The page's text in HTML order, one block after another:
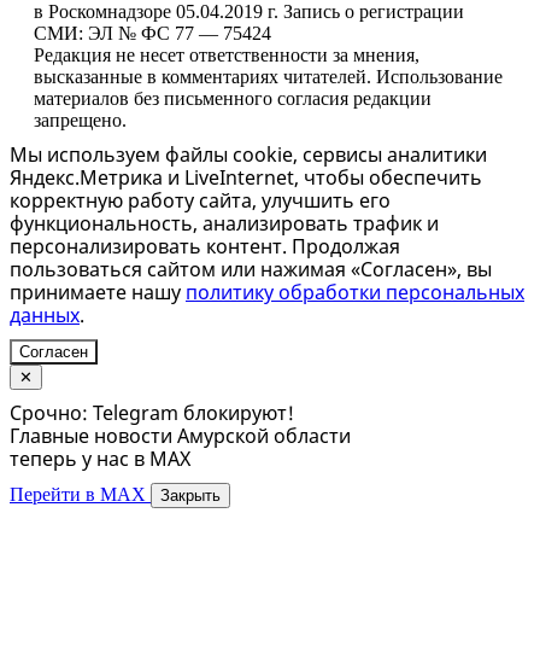
в Роскомнадзоре 05.04.2019 г. Запись о регистрации
СМИ: ЭЛ № ФС 77 — 75424
Редакция не несет ответственности за мнения,
высказанные в комментариях читателей. Использование
материалов без письменного согласия редакции
запрещено.
Мы используем файлы cookie, сервисы аналитики
Яндекс.Метрика и LiveInternet, чтобы обеспечить
корректную работу сайта, улучшить его
функциональность, анализировать трафик и
персонализировать контент. Продолжая
пользоваться сайтом или нажимая «Согласен», вы
принимаете нашу политику обработки персональных
данных.
Согласен
✕
Срочно: Telegram блокируют!
Главные новости Амурской области
теперь у нас в MAX
Перейти в MAX Закрыть